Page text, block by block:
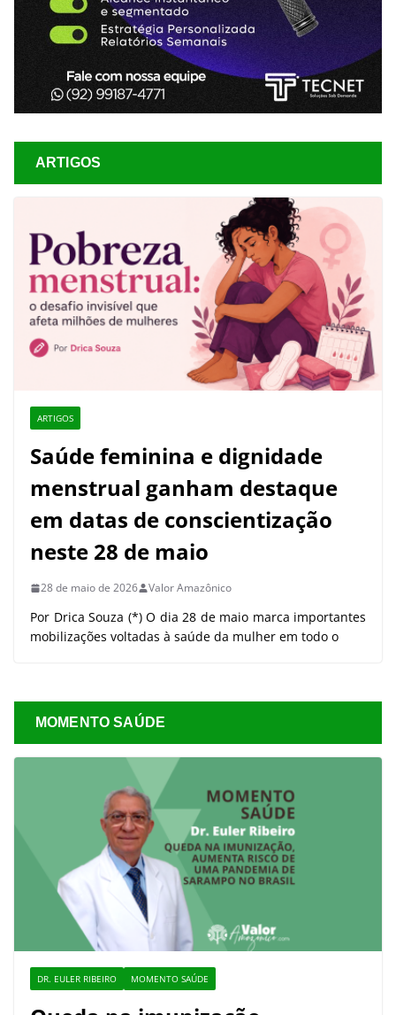
ARTIGOS
ARTIGOS
Saúde feminina e dignidade
menstrual ganham destaque
em datas de conscientização
neste 28 de maio
28 de maio de 2026 Valor Amazônico
Por Drica Souza (*) O dia 28 de maio marca importantes
mobilizações voltadas à saúde da mulher em todo o
MOMENTO SAÚDE
DR. EULER RIBEIRO MOMENTO SAÚDE